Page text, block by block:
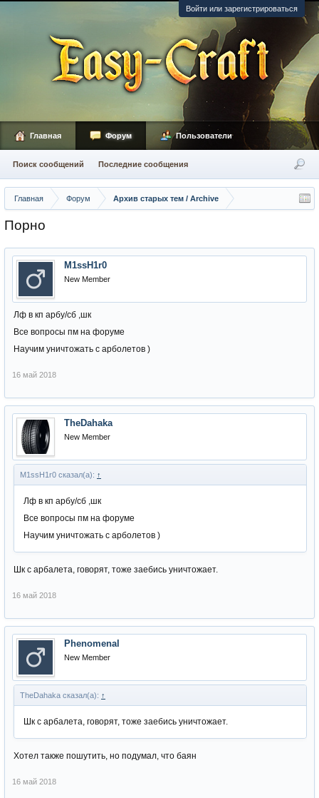
Войти или зарегистрироваться
Главная Форум Архив старых тем / Archive
Порно
M1ssH1r0
New Member
Лф в кп арбу/сб ,шк
Все вопросы пм на форуме
Научим уничтожать с арболетов )
16 май 2018
TheDahaka
New Member
M1ssH1r0 сказал(а): ↑
Лф в кп арбу/сб ,шк
Все вопросы пм на форуме
Научим уничтожать с арболетов )
Шк с арбалета, говорят, тоже заeбись уничтожает.
16 май 2018
Phenomenal
New Member
TheDahaka сказал(а): ↑
Шк с арбалета, говорят, тоже заeбись уничтожает.
Хотел также пошутить, но подумал, что баян
16 май 2018
Главная Форум
Поиск сообщений Последние сообщения
Пользователи